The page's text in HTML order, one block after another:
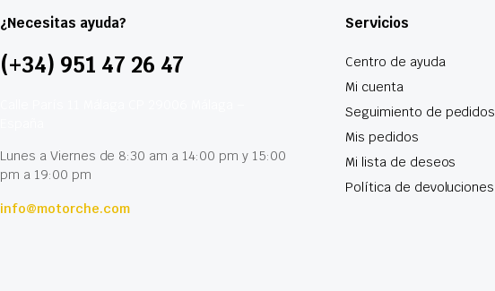
¿Necesitas ayuda?
(+34) 951 47 26 47
Lunes a Viernes de 8:30 am a 14:00 pm y 15:00
pm a 19:00 pm
info@motorche.com
Servicios
Centro de ayuda
Mi cuenta
Seguimiento de pedidos
Mis pedidos
Mi lista de deseos
Política de devoluciones